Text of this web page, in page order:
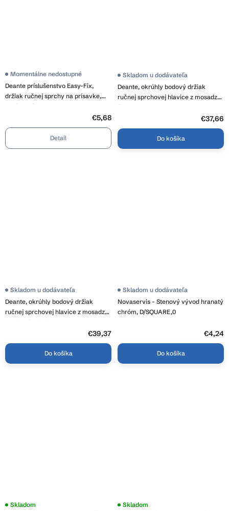
Deante príslušenstvo Easy-Fix,
držiak ručnej sprchy na prísavke,
chrómová, ANH_006K
Momentálne nedostupné
€5,68
Detail
Deante, okrúhly bodový držiak
ručnej sprchovej hlavice z mosadze,
čierna, ANR_N21U
Skladom u dodávateľa
€37,66
Do košíka
Deante, okrúhly bodový držiak
ručnej sprchovej hlavice z mosadze,
grafitová (titanium), ANR_D21U
Skladom u dodávateľa
€39,37
Do košíka
Novaservis - Stenový vývod hranatý
chróm, D/SQUARE,0
Skladom u dodávateľa
€4,24
Do košíka
Skladom Skladom